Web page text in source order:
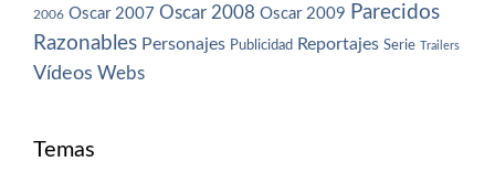
2006 Oscar 2007 Oscar 2008 Oscar 2009 Parecidos
Razonables Personajes Publicidad Reportajes Serie Trailers
Vídeos Webs
Temas